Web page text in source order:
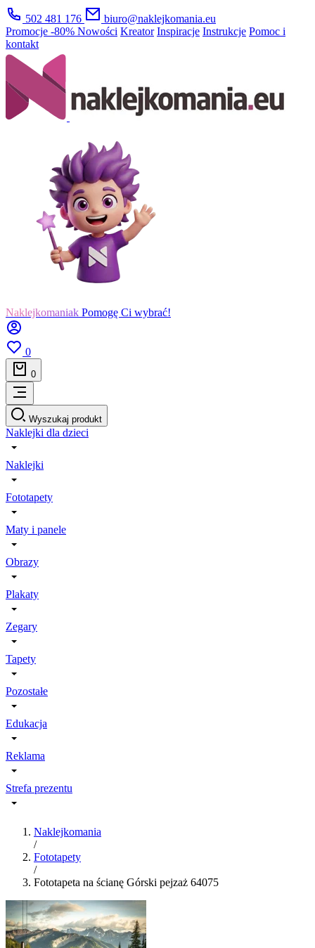
502 481 176
biuro@naklejkomania.eu
Promocje -80% Nowości Kreator Inspiracje Instrukcje Pomoc i
kontakt
Naklejkomaniak Pomogę Ci wybrać!
0
0
Wyszukaj produkt
Naklejki dla dzieci
Naklejki
Fototapety
Maty i panele
Obrazy
Plakaty
Zegary
Tapety
Pozostałe
Edukacja
Reklama
Strefa prezentu
Naklejkomania
/
Fototapety
/
Fototapeta na ścianę Górski pejzaż 64075